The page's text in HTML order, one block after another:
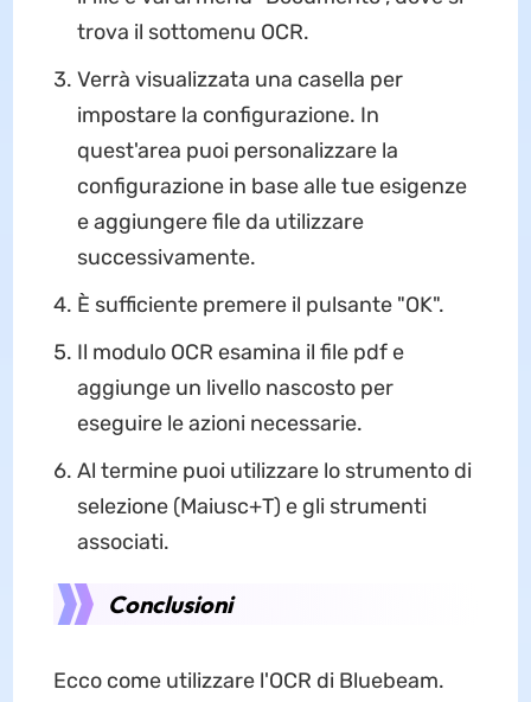
trova il sottomenu OCR.
Verrà visualizzata una casella per
impostare la configurazione. In
quest'area puoi personalizzare la
configurazione in base alle tue esigenze
e aggiungere file da utilizzare
successivamente.
È sufficiente premere il pulsante "OK".
Il modulo OCR esamina il file pdf e
aggiunge un livello nascosto per
eseguire le azioni necessarie.
Al termine puoi utilizzare lo strumento di
selezione (Maiusc+T) e gli strumenti
associati.
Conclusioni
Ecco come utilizzare l'OCR di Bluebeam.